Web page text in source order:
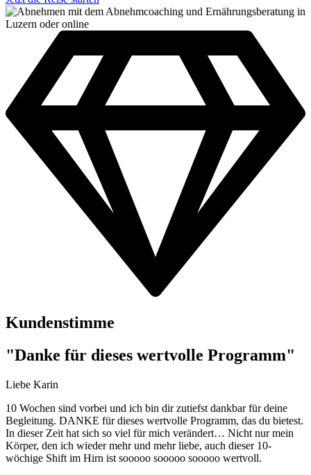
Kundenstimme
"Danke für dieses wertvolle Programm"
Liebe Karin
10 Wochen sind vorbei und ich bin dir zutiefst dankbar für deine
Begleitung. DANKE für dieses wertvolle Programm, das du bietest.
In dieser Zeit hat sich so viel für mich verändert… Nicht nur mein
Körper, den ich wieder mehr und mehr liebe, auch dieser 10-
wöchige Shift im Hirn ist sooooo sooooo sooooo wertvoll.